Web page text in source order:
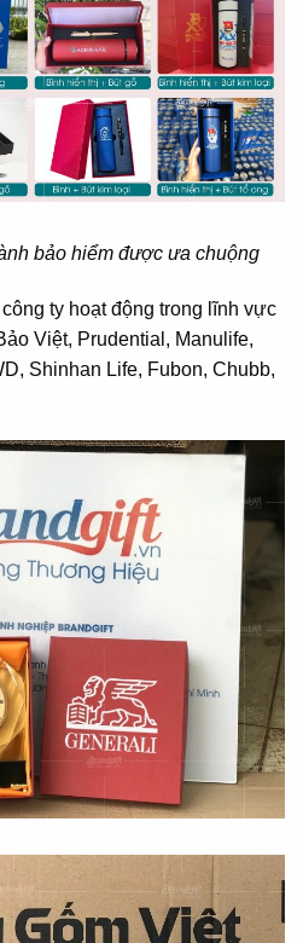
bảo hiểm được ưa chuộng
ty hoạt động trong lĩnh vực
Việt, Prudential, Manulife,
Shinhan Life, Fubon, Chubb,